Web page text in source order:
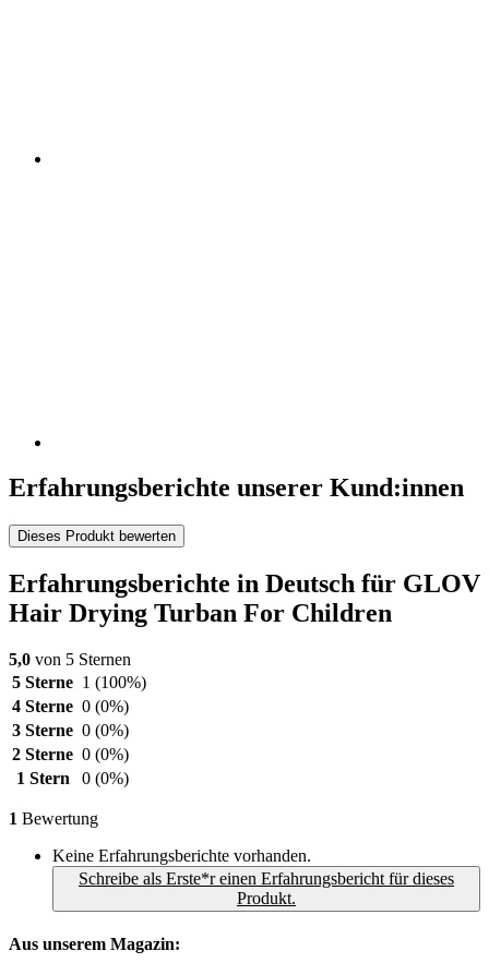
Erfahrungsberichte unserer Kund:innen
Dieses Produkt bewerten
Erfahrungsberichte in Deutsch für GLOV
Hair Drying Turban For Children
5,0 von 5 Sternen
5 Sterne 1 (100%)
4 Sterne 0 (0%)
3 Sterne 0 (0%)
2 Sterne 0 (0%)
1 Stern
0 (0%)
1 Bewertung
Keine Erfahrungsberichte vorhanden.
Schreibe als Erste*r einen Erfahrungsbericht für dieses
Produkt.
Aus unserem Magazin: